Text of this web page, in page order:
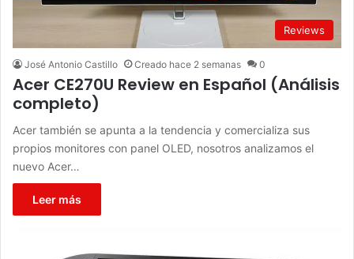
Reviews
José Antonio Castillo Creado hace 2 semanas 0
Acer CE270U Review en Español (Análisis
completo)
Acer también se apunta a la tendencia y comercializa sus
propios monitores con panel OLED, nosotros analizamos el
nuevo Acer…
Leer más